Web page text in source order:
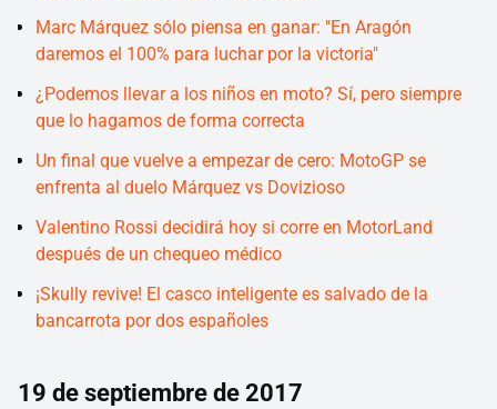
Marc Márquez sólo piensa en ganar: "En Aragón
daremos el 100% para luchar por la victoria"
¿Podemos llevar a los niños en moto? Sí, pero siempre
que lo hagamos de forma correcta
Un final que vuelve a empezar de cero: MotoGP se
enfrenta al duelo Márquez vs Dovizioso
Valentino Rossi decidirá hoy si corre en MotorLand
después de un chequeo médico
¡Skully revive! El casco inteligente es salvado de la
bancarrota por dos españoles
19 de septiembre de 2017